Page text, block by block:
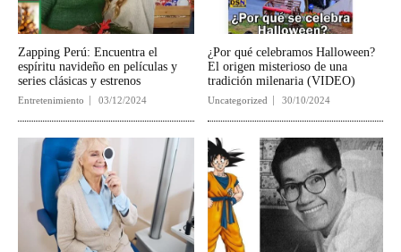
Zapping Perú: Encuentra el
espíritu navideño en películas y
series clásicas y estrenos
Entretenimiento 03/12/2024
¿Por qué celebramos Halloween?
El origen misterioso de una
tradición milenaria (VIDEO)
Uncategorized 30/10/2024